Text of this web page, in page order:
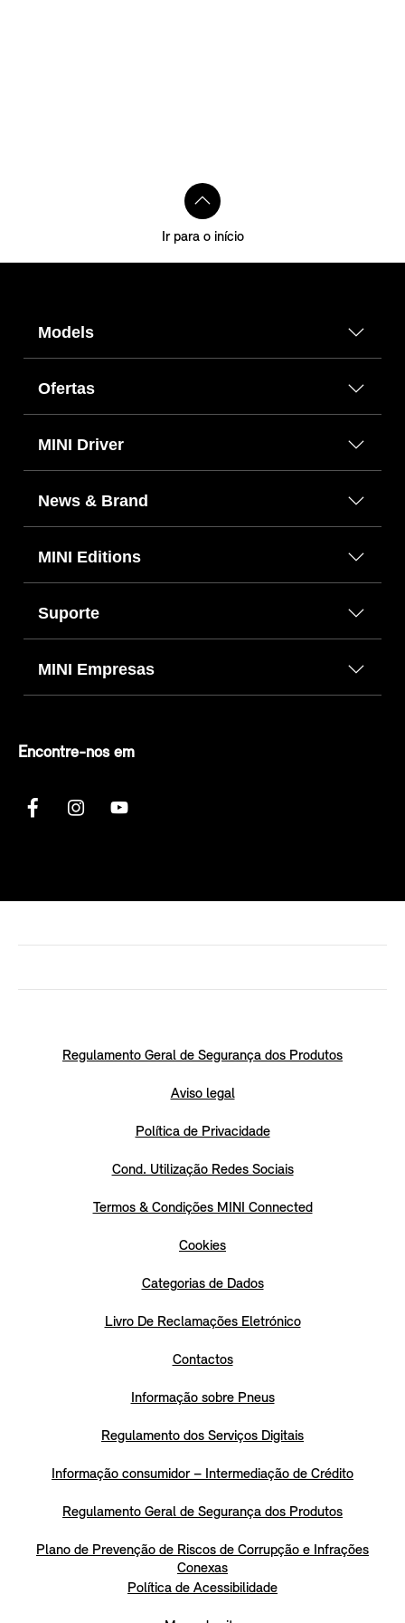
Ir para o início
Models
Ofertas
MINI Driver
News & Brand
MINI Editions
Suporte
MINI Empresas
Encontre-nos em
Regulamento Geral de Segurança dos Produtos
Aviso legal
Política de Privacidade
Cond. Utilização Redes Sociais
Termos & Condições MINI Connected
Cookies
Categorias de Dados
Livro De Reclamações Eletrónico
Contactos
Informação sobre Pneus
Regulamento dos Serviços Digitais
Informação consumidor – Intermediação de Crédito
Regulamento Geral de Segurança dos Produtos
Plano de Prevenção de Riscos de Corrupção e Infrações
Conexas
Política de Acessibilidade